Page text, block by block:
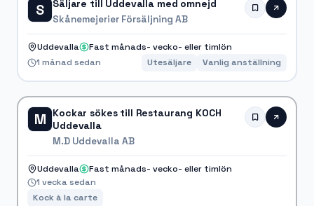
S Säljare till Uddevalla med omnejd
Skånemejerier Försäljning AB
Uddevalla
Fast månads- vecko- eller timlön
1 månad sedan
Utesäljare Vanlig anställning
M
Kockar sökes till Restaurang KOCH
Uddevalla
M.D Uddevalla AB
Uddevalla
Fast månads- vecko- eller timlön
1 vecka sedan
Kock à la carte